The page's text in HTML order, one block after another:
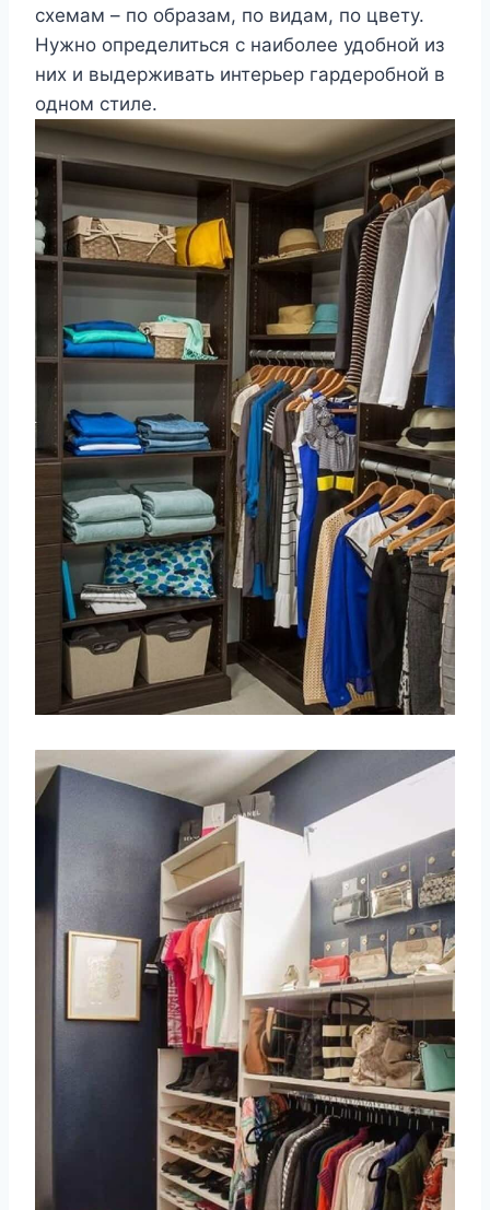
схемам – по образам, по видам, по цвету.
Нужно определиться с наиболее удобной из
них и выдерживать интерьер гардеробной в
одном стиле.